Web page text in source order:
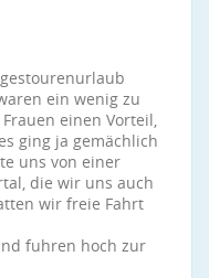
ein wenig zu
einen Vorteil,
ging ja gemächlich
uns von einer
die wir uns auch
wir freie Fahrt
fuhren hoch zur